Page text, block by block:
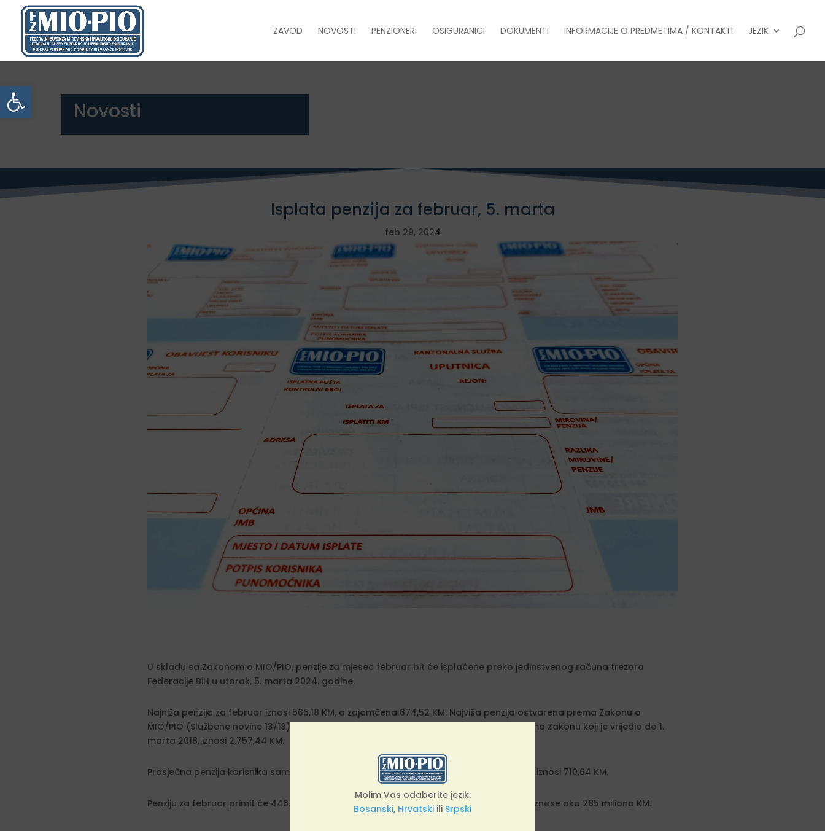
Open toolbar
ZAVOD NOVOSTI PENZIONERI OSIGURANICI DOKUMENTI INFORMACIJE O PREDMETIMA / KONTAKTI JEZIK
Novosti
Isplata penzija za februar, 5. marta
feb 29, 2024
U skladu sa Zakonom o MIO/PIO, penzije za mjesec februar bit će isplaćene preko jedinstvenog računa trezora
Federacije BiH u utorak, 5. marta 2024. godine.
Najniža penzija za februar iznosi 565,18 KM, a zajamčena 674,52 KM. Najviša penzija ostvarena prema Zakonu o
MIO/PIO (Službene novine 13/18) iznosi 2.800,00 KM, dok najviša penzija ostvarena prema Zakonu koji je vrijedio do 1.
marta 2018, iznosi 2.757,44 KM.
Prosječna penzija korisnika samostalne penzije, a kojih je na isplati za februar 364.249, iznosi 710,64 KM.
Penziju za februar primit će 446.659 korisnika, a ukupno potreban sredstva za isplatu iznose oko 285 miliona KM.
Molim Vas odaberite jezik:
Bosanski, Hrvatski ili Srpski